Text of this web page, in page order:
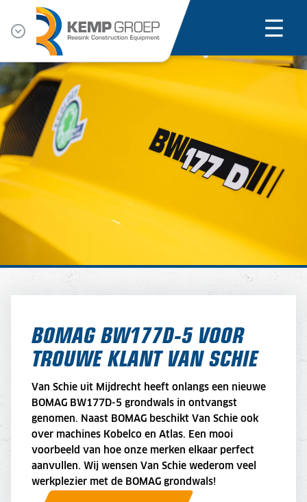
BOMAG BW177D-5 VOOR
TROUWE KLANT VAN SCHIE
Van Schie uit Mijdrecht heeft onlangs een nieuwe
BOMAG BW177D-5 grondwals in ontvangst
genomen. Naast BOMAG beschikt Van Schie ook
over machines Kobelco en Atlas. Een mooi
voorbeeld van hoe onze merken elkaar perfect
aanvullen. Wij wensen Van Schie wederom veel
werkplezier met de BOMAG grondwals!